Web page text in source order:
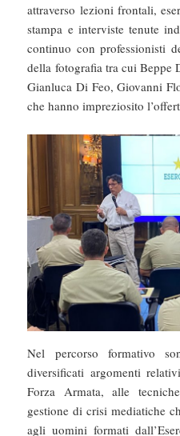
attraverso lezioni frontali,
stampa e interviste tenute
continuo con professionisti
della fotografia tra cui Beppe
Gianluca Di Feo, Giovanni
che hanno impreziosito
Nel percorso formativo
diversificati argomenti
Forza Armata, alle
gestione di crisi mediatiche
agli uomini formati